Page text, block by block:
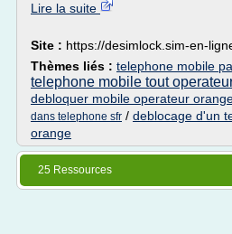
Lire la suite
Site : https://desimlock.sim-en-
Thèmes liés : telephone mobile
telephone mobile tout
debloquer mobile operateur
dans telephone sfr / deblocage d'un
orange
25 Ressources